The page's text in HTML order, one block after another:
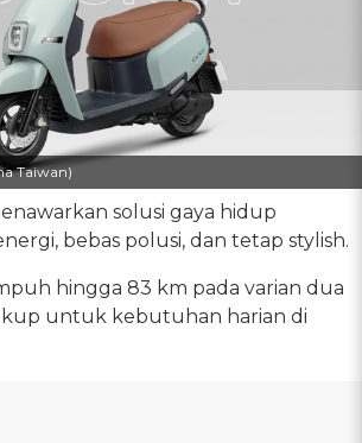
Taiwan)
solusi gaya hidup
bebas polusi, dan tetap stylish.
hingga 83 km pada varian dua
untuk kebutuhan harian di